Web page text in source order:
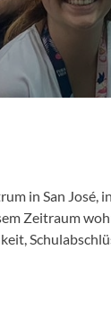
in San José,
Zeitraum